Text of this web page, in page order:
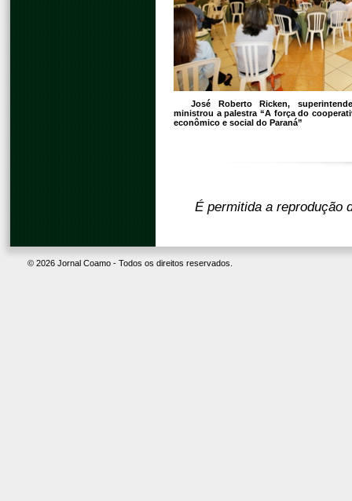
José Roberto Ricken,
ministrou a palestra “A força do
econômico e social do Paraná”
É permitida a reprodução
© 2026 Jornal Coamo - Todos os direitos reservados.